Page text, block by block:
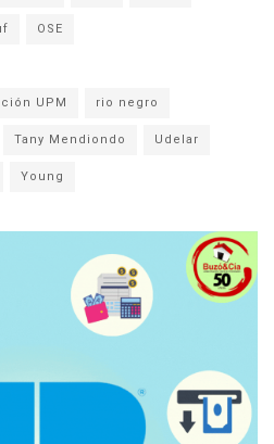
OSE
UPM rio negro
Tany Mendiondo Udelar
Young